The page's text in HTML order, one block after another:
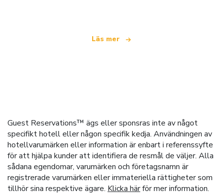
Läs mer
Guest Reservations™ ägs eller sponsras inte av något
specifikt hotell eller någon specifik kedja. Användningen av
hotellvarumärken eller information är enbart i referenssyfte
för att hjälpa kunder att identifiera de resmål de väljer. Alla
sådana egendomar, varumärken och företagsnamn är
registrerade varumärken eller immateriella rättigheter som
tillhör sina respektive ägare. Klicka härför mer information.